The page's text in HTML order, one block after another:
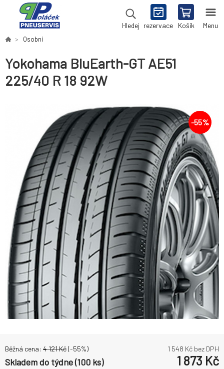
Hledej rezervace Košík Menu
Osobní
Yokohama BluEarth-GT AE51
225/40 R 18 92W
-55%
Běžná cena: 4 121Kč(-55%) 1 548 Kč bez DPH
Skladem do týdne (100 ks) 1 873 Kč